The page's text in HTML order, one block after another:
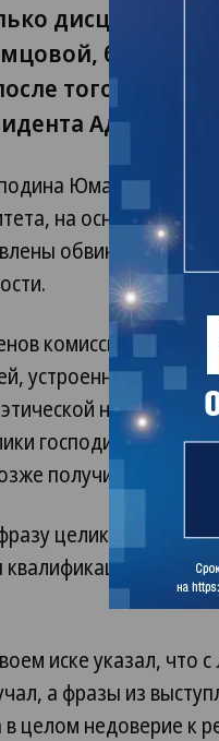
были
того, как он
Юмадилова
на основании
обвинения в
комиссии Валех
устроенной
нормы и
господина
получил часть
целиком
квалификационной
иске указал, что
а фразы из
целом недоверие к